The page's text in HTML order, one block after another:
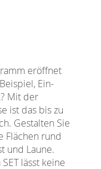
eröffnet
Ein-
Mit der
ist das bis zu
Gestalten Sie
Flächen rund
und Laune.
lässt keine